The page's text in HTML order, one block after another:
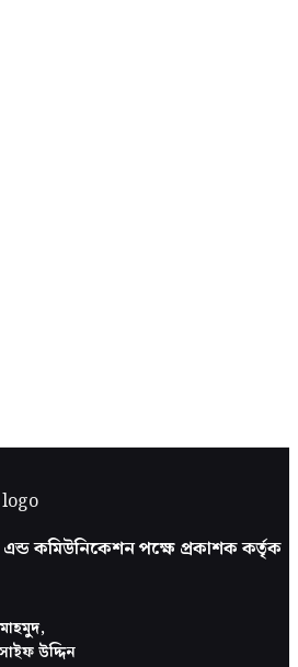
এন্ড কমিউনিকেশন পক্ষে প্রকাশক কর্তৃক
উদ্দিন